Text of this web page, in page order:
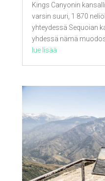
Kings Canyonin
varsin suuri, 1 870
yhteydessä Sequoian
yhdessä nämä
lue lisää